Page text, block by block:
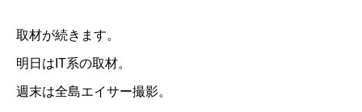
取材が続きます。
明日はIT系の取材。
週末は全島エイサー撮影。